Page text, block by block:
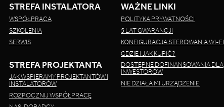
STREFA INSTALATORA
WSPÓŁPRACA
SZKOLENIA
SERWIS
STREFA PROJEKTANTA
JAK WSPIERAMY PROJEKTANTÓW I
INSTALATORÓW
ROZPOCZNIJ WSPÓŁPRACĘ
WAŻNE LINKI
POLITYKA PRYWATNOŚCI
5 LAT GWARANCJI
KONFIGURACJA STEROWANIA WI-FI
GDZIE I JAK KUPIĆ?
DOSTĘPNE DOFINANSOWANIA DLA
INWESTORÓW
NIE DZIAŁA MI URZĄDZENIE